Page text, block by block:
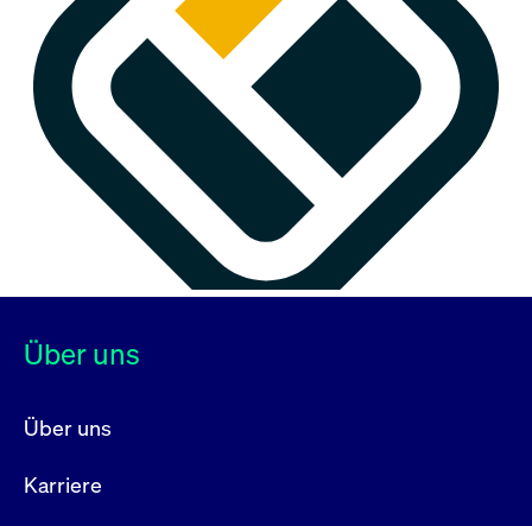
Über uns
Über uns
Karriere